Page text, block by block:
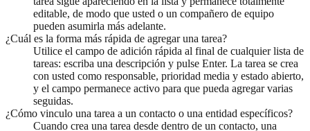
editable, de modo que usted o un compañero de equipo
pueden asumirla más adelante.
¿Cuál es la forma más rápida de agregar una tarea?
Utilice el campo de adición rápida al final de cualquier lista de
tareas: escriba una descripción y pulse Enter. La tarea se crea
con usted como responsable, prioridad media y estado abierto,
y el campo permanece activo para que pueda agregar varias
seguidas.
¿Cómo vinculo una tarea a un contacto o una entidad específicos?
Cuando crea una tarea desde dentro de un contacto, una